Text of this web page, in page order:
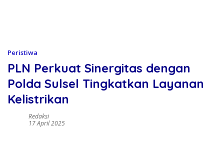
Peristiwa
PLN Perkuat Sinergitas dengan
Polda Sulsel Tingkatkan Layanan
Kelistrikan
Redaksi
17 April 2025